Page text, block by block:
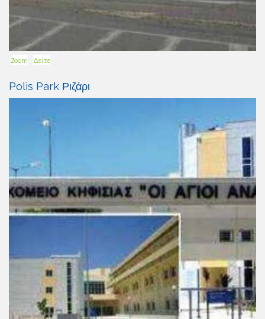
Zoom Δείτε
Polis Park Ριζάρι